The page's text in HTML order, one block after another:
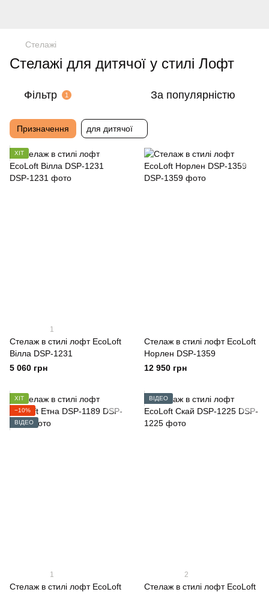
Стелажі
Стелажі для дитячої у стилі Лофт
Фільтр 1 За популярністю
Призначення для дитячої
ХІТ
1
Стелаж в стилі лофт EcoLoft
Вілла DSP-1231
5 060 грн
Стелаж в стилі лофт EcoLoft
Норлен DSP-1359
12 950 грн
ХІТ
−10%
ВІДЕО
1
Стелаж в стилі лофт EcoLoft
ВІДЕО
2
Стелаж в стилі лофт EcoLoft